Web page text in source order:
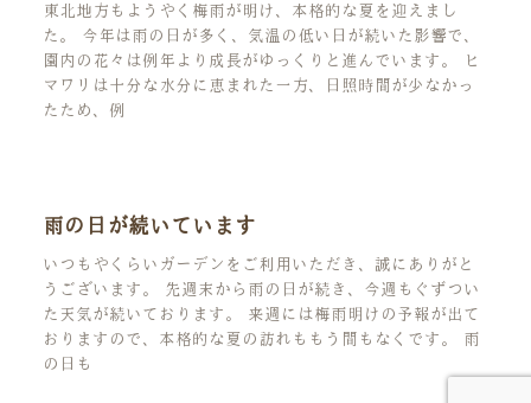
東北地方もようやく梅雨が明け、本格的な夏を迎えまし
た。 今年は雨の日が多く、気温の低い日が続いた影響で、
園内の花々は例年より成長がゆっくりと進んでいます。 ヒ
マワリは十分な水分に恵まれた一方、日照時間が少なかっ
たため、例
雨の日が続いています
いつもやくらいガーデンをご利用いただき、誠にありがと
うございます。 先週末から雨の日が続き、今週もぐずつい
た天気が続いております。 来週には梅雨明けの予報が出て
おりますので、本格的な夏の訪れももう間もなくです。 雨
の日も